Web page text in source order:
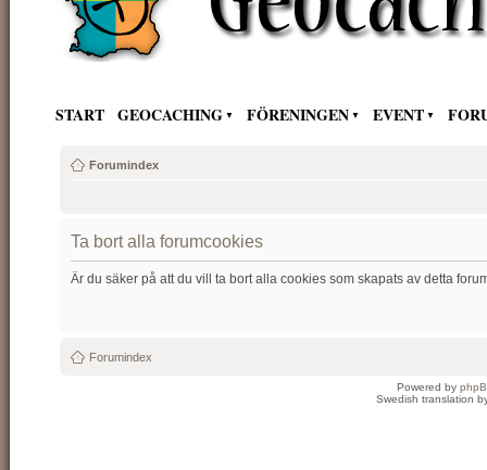
START GEOCACHING FÖRENINGEN EVENT
Forumindex
Ta bort alla forumcookies
Är du säker på att du vill ta bort alla cookies som skapats av detta
Forumindex
Powered by
Swedish translation